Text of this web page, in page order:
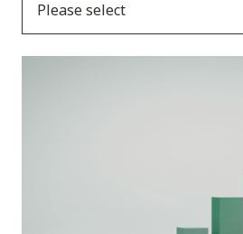
Please select